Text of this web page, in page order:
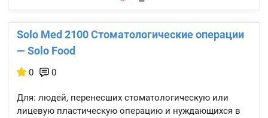
Solo Med 2100 Стоматологические операции
— Solo Food
0 0
Для: людей, перенесших стоматологическую или
лицевую пластическую операцию и нуждающихся в